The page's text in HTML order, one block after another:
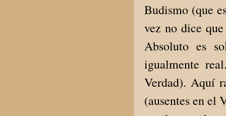
Budismo (que
vez no dice
Absoluto es
igualmente
Verdad). Aquí
(ausentes en el